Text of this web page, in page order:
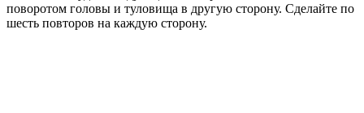
поворотом головы и туловища в другую сторону. Сделайте по
шесть повторов на каждую сторону.